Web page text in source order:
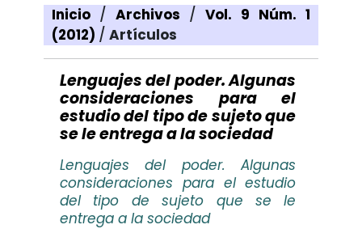
Inicio / Archivos / Vol. 9 Núm. 1
(2012) / Artículos
Lenguajes del poder. Algunas
consideraciones para el
estudio del tipo de sujeto que
se le entrega a la sociedad
Lenguajes del poder. Algunas
consideraciones para el estudio
del tipo de sujeto que se le
entrega a la sociedad